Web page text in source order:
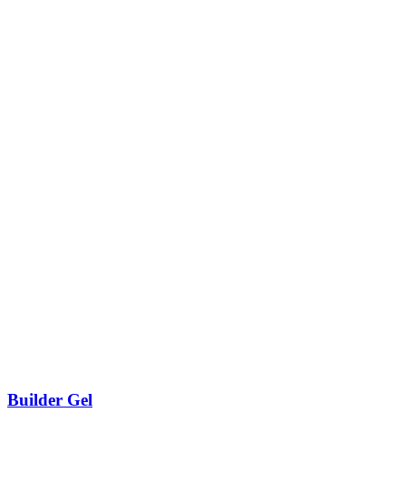
Builder Gel